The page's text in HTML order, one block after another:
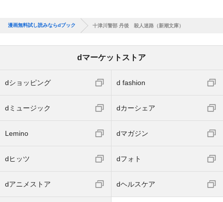
漫画無料試し読みならdブック 十津川警部 丹後 殺人迷路（新潮文庫）
dマーケットストア
dショッピング d fashion
dミュージック dカーシェア
Lemino dマガジン
dヒッツ dフォト
dアニメストア dヘルスケア